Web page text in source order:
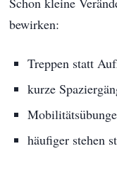
bewirken:
Treppen statt
kurze
häufiger stehen